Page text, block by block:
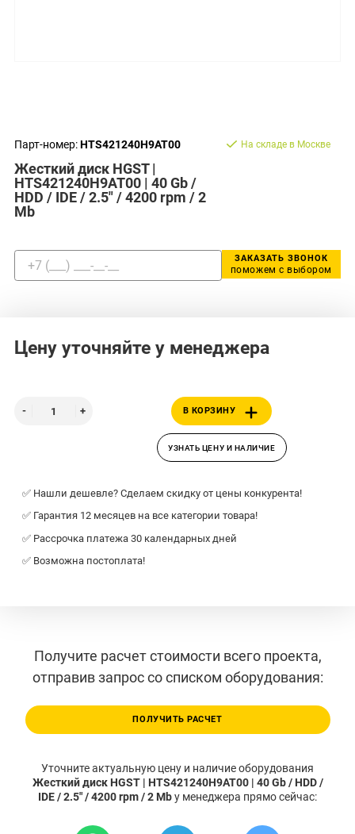
Парт-номер:HTS421240H9AT00
Жесткий диск HGST |
HTS421240H9AT00 | 40 Gb /
HDD / IDE / 2.5" / 4200 rpm / 2
Mb
На складе в Москве
ЗАКАЗАТЬ ЗВОНОК
поможем с выбором
Цену уточняйте у менеджера
В КОРЗИНУ
УЗНАТЬ ЦЕНУ И НАЛИЧИЕ
✅ Нашли дешевле? Сделаем скидку от цены конкурента!
✅ Гарантия 12 месяцев на все категории товара!
✅ Рассрочка платежа 30 календарных дней
✅ Возможна постоплата!
Получите расчет стоимости всего проекта,
отправив запрос со списком оборудования:
ПОЛУЧИТЬ РАСЧЕТ
Уточните актуальную цену и наличие оборудования
Жесткий диск HGST | HTS421240H9AT00 | 40 Gb / HDD /
IDE / 2.5" / 4200 rpm / 2 Mbу менеджера прямо сейчас: